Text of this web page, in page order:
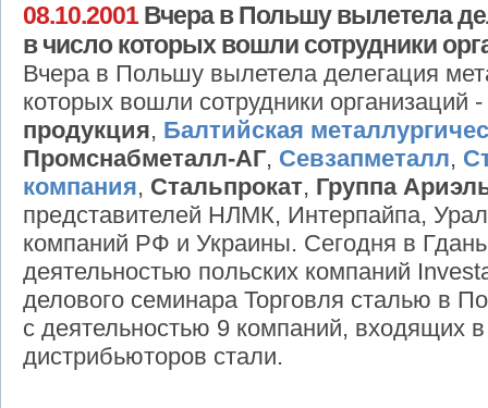
08.10.2001Вчера в Польшу вылетела
в число которых вошли сотрудники
Вчера в Польшу вылетела делегация
которых вошли сотрудники
продукция, Балтийская
Промснабметалл-АГ, Севзапметалл,
компания, Стальпрокат, Группа
представителей НЛМК, Интерпайпа,
компаний РФ и Украины. Сегодня в
деятельностью польских компаний
делового семинара Торговля сталью в
с деятельностью 9 компаний, входящих
дистрибьюторов стали.